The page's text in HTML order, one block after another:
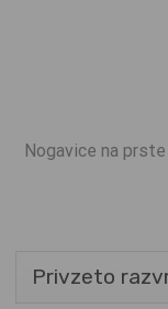
Nogavice na prste